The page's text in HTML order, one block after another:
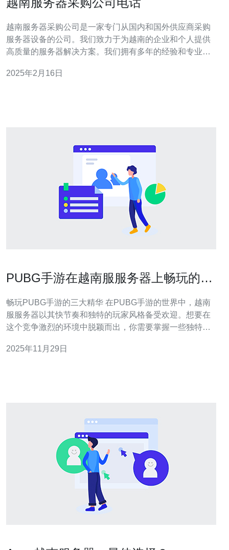
越南服务器采购公司是一家专门从国内和国外供应商采购
服务器设备的公司。我们致力于为越南的企业和个人提供
高质量的服务器解决方案。我们拥有多年的经验和专业的
服务器采购：我们与国内和国外的知名供应商建立了长期
2025年2月16日
PUBG手游在越南服服务器上畅玩的技
畅玩PUBG手游的三大精华 在PUBG手游的世界中，越南
服服务器以其快节奏和独特的玩家风格备受欢迎。想要在
这个竞争激烈的环境中脱颖而出，你需要掌握一些独特的
华： 了解地图，掌握热门降落点 合理利用装备，提升生存
2025年11月29日